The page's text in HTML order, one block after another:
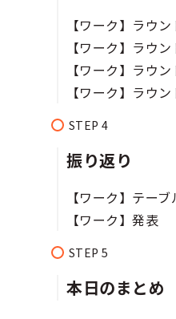
【ワーク】ラウ
【ワーク】ラウ
【ワーク】ラウ
【ワーク】ラウ
振り返り​​​​
【ワーク】テー
【ワーク】発表​
本日のまとめ​